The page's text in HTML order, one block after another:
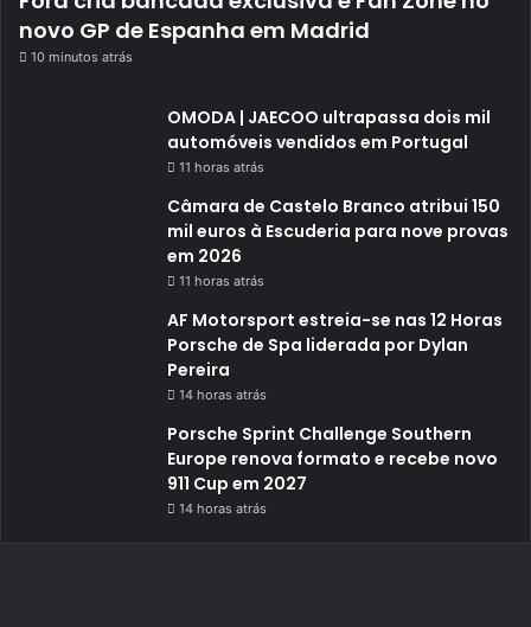
novo GP de Espanha em Madrid
10 minutos atrás
OMODA | JAECOO ultrapassa dois mil
automóveis vendidos em Portugal
11 horas atrás
Câmara de Castelo Branco atribui 150
mil euros à Escuderia para nove provas
em 2026
11 horas atrás
AF Motorsport estreia-se nas 12 Horas
Porsche de Spa liderada por Dylan
Pereira
14 horas atrás
Porsche Sprint Challenge Southern
Europe renova formato e recebe novo
911 Cup em 2027
14 horas atrás